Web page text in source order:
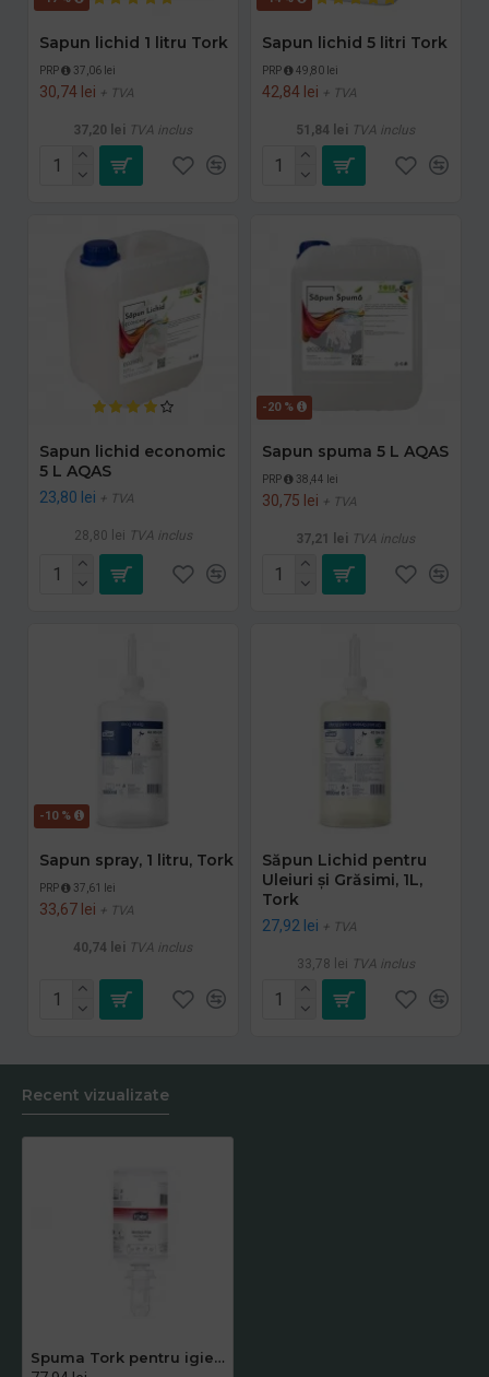
Sapun lichid 1 litru Tork
PRP 37,06 lei
30,74 lei + TVA
37,20 lei TVA inclus
Sapun lichid 5 litri Tork
PRP 49,80 lei
42,84 lei + TVA
51,84 lei TVA inclus
Sapun lichid economic
5 L AQAS
23,80 lei + TVA
28,80 lei TVA inclus
-20 %
Sapun spuma 5 L AQAS
PRP 38,44 lei
30,75 lei + TVA
37,21 lei TVA inclus
-10 %
Sapun spray, 1 litru, Tork
PRP 37,61 lei
33,67 lei + TVA
40,74 lei TVA inclus
Săpun Lichid pentru
Uleiuri și Grăsimi, 1L,
Tork
27,92 lei + TVA
33,78 lei TVA inclus
Recent vizualizate
Spuma Tork pentru igienizarea mainilor fara alcool, 1L